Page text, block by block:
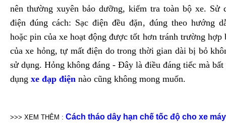
nên thường xuyên bảo dưỡng, kiểm tra toàn bộ xe. Sử
điện đúng cách: Sạc điện đều đặn, đúng theo hướng
hoặc pin của xe hoạt động được tốt hơn tránh trường hợp
của xe hỏng, tự mất điện do trong thời gian dài bị bỏ
sử dụng. Hỏng không đáng - Đây là điều đáng tiếc mà
dụng xe đạp điện nào cũng không mong muốn.
>>> XEM THÊM : Cách tháo dây hạn chế tốc độ cho xe